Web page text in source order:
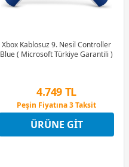
Xbox Kablosuz 9. Nesil Controller
Blue ( Microsoft Türkiye Garantili )
4.749 TL
Peşin Fiyatına 3 Taksit
9 Ay x 659 TL taksitle
Peşin Fiyatına 3 Taksit
ÜRÜNE GIT